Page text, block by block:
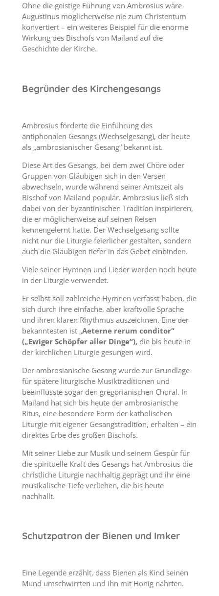
Ohne die geistige Führung von Ambrosius wäre
Augustinus möglicherweise nie zum Christentum
konvertiert – ein weiteres Beispiel für die enorme
Wirkung des Bischofs von Mailand auf die
Geschichte der Kirche.
Begründer des Kirchengesangs
Ambrosius förderte die Einführung des
antiphonalen Gesangs (Wechselgesang), der heute
als „ambrosianischer Gesang“ bekannt ist.
Diese Art des Gesangs, bei dem zwei Chöre oder
Gruppen von Gläubigen sich in den Versen
abwechseln, wurde während seiner Amtszeit als
Bischof von Mailand populär. Ambrosius ließ sich
dabei von der byzantinischen Tradition inspirieren,
die er möglicherweise auf seinen Reisen
kennengelernt hatte. Der Wechselgesang sollte
nicht nur die Liturgie feierlicher gestalten, sondern
auch die Gläubigen tiefer in das Gebet einbinden.
Viele seiner Hymnen und Lieder werden noch heute
in der Liturgie verwendet.
Er selbst soll zahlreiche Hymnen verfasst haben, die
sich durch ihre einfache, aber kraftvolle Sprache
und ihren klaren Rhythmus auszeichnen. Eine der
bekanntesten ist „Aeterne rerum conditor“
(„Ewiger Schöpfer aller Dinge“),die bis heute in
der kirchlichen Liturgie gesungen wird.
Der ambrosianische Gesang wurde zur Grundlage
für spätere liturgische Musiktraditionen und
beeinflusste sogar den gregorianischen Choral. In
Mailand hat sich bis heute der ambrosianische
Ritus, eine besondere Form der katholischen
Liturgie mit eigener Gesangstradition, erhalten – ein
direktes Erbe des großen Bischofs.
Mit seiner Liebe zur Musik und seinem Gespür für
die spirituelle Kraft des Gesangs hat Ambrosius die
christliche Liturgie nachhaltig geprägt und ihr eine
musikalische Tiefe verliehen, die bis heute
nachhallt.
Schutzpatron der Bienen und Imker
Eine Legende erzählt, dass Bienen als Kind seinen
Mund umschwirrten und ihn mit Honig nährten.